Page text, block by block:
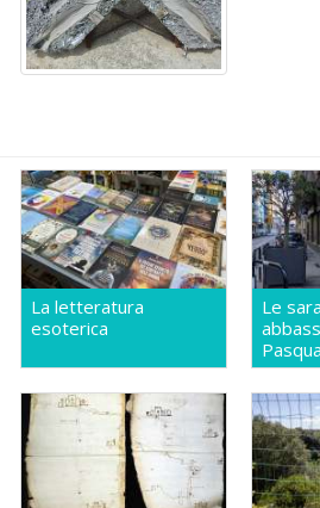
La letteratura
esoterica
Le